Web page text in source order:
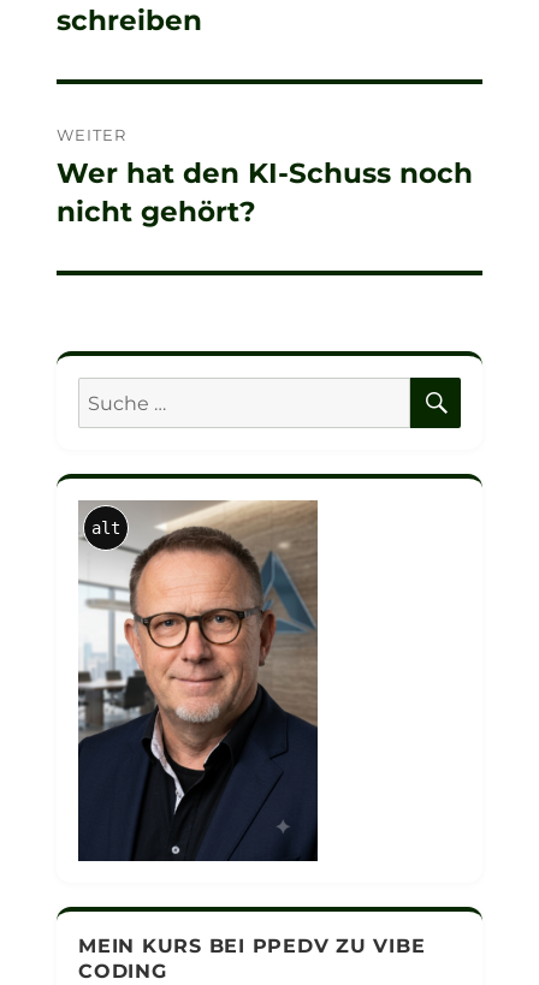
Beitrag:
schreiben
WEITER
Nächster
Beitrag:
Wer hat den KI-Schuss noch
nicht gehört?
Suche
nach:
alt
MEIN KURS BEI PPEDV ZU VIBE
CODING